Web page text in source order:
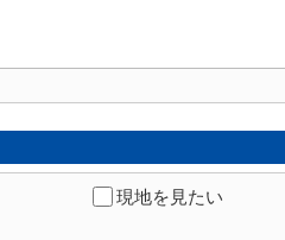
現地を見たい